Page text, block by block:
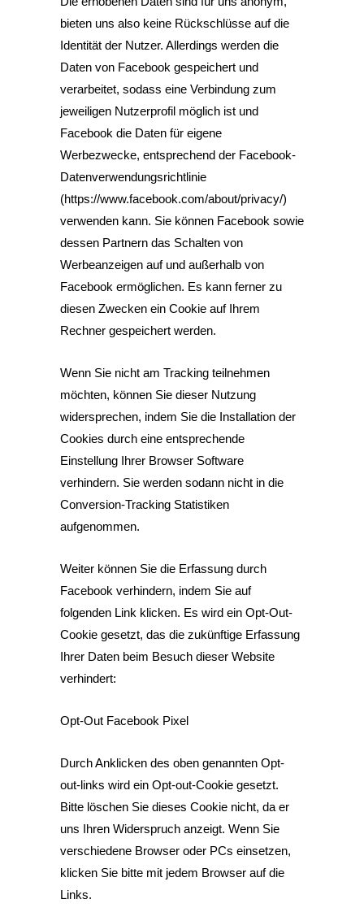
bieten uns also keine Rückschlüsse auf die
Identität der Nutzer. Allerdings werden die
Daten von Facebook gespeichert und
verarbeitet, sodass eine Verbindung zum
jeweiligen Nutzerprofil möglich ist und
Facebook die Daten für eigene
Werbezwecke, entsprechend der Facebook-
Datenverwendungsrichtlinie
(https://www.facebook.com/about/privacy/)
verwenden kann. Sie können Facebook sowie
dessen Partnern das Schalten von
Werbeanzeigen auf und außerhalb von
Facebook ermöglichen. Es kann ferner zu
diesen Zwecken ein Cookie auf Ihrem
Rechner gespeichert werden.
Wenn Sie nicht am Tracking teilnehmen
möchten, können Sie dieser Nutzung
widersprechen, indem Sie die Installation der
Cookies durch eine entsprechende
Einstellung Ihrer Browser Software
verhindern. Sie werden sodann nicht in die
Conversion-Tracking Statistiken
aufgenommen.
Weiter können Sie die Erfassung durch
Facebook verhindern, indem Sie auf
folgenden Link klicken. Es wird ein Opt-Out-
Cookie gesetzt, das die zukünftige Erfassung
Ihrer Daten beim Besuch dieser Website
verhindert:
Opt-Out Facebook Pixel
Durch Anklicken des oben genannten Opt-
out-links wird ein Opt-out-Cookie gesetzt.
Bitte löschen Sie dieses Cookie nicht, da er
uns Ihren Widerspruch anzeigt. Wenn Sie
verschiedene Browser oder PCs einsetzen,
klicken Sie bitte mit jedem Browser auf die
Links.